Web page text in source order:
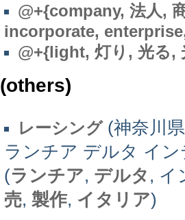
@+{company, 法人,
incorporate,
@+{light, 灯り, 光る,
(others)
レーシング(神奈川
ランチア デルタ イ
(ランチア, デルタ , イ
売, 製作, イタリア)